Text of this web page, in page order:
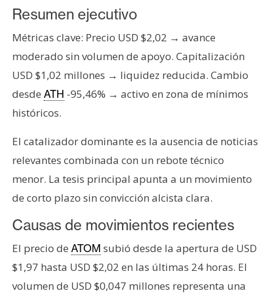
o
a
s
d
e
P
r
e
n
s
a
T
m
a
s
Resumen ejecutivo
Métricas clave: Precio USD $2,02 → avance
moderado sin volumen de apoyo. Capitalización
USD $1,02 millones → liquidez reducida. Cambio
desde ATH -95,46% → activo en zona de mínimos
históricos.
El catalizador dominante es la ausencia de noticias
relevantes combinada con un rebote técnico
menor. La tesis principal apunta a un movimiento
de corto plazo sin convicción alcista clara.
Causas de movimientos recientes
El precio de ATOM subió desde la apertura de USD
$1,97 hasta USD $2,02 en las últimas 24 horas. El
volumen de USD $0,047 millones representa una